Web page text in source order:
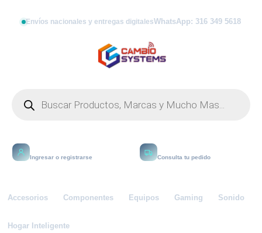
Envíos nacionales y entregas digitalesWhatsApp: 316 349 5618
Ingresar o registrarse Consulta tu pedido
Accesorios Componentes Equipos Gaming Sonido
Hogar Inteligente